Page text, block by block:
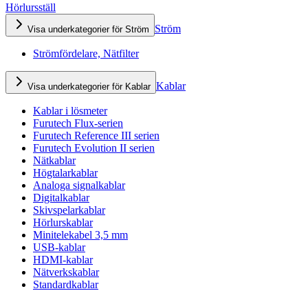
Hörlursställ
Visa underkategorier för Ström Ström
Strömfördelare, Nätfilter
Visa underkategorier för Kablar Kablar
Kablar i lösmeter
Furutech Flux-serien
Furutech Reference III serien
Furutech Evolution II serien
Nätkablar
Högtalarkablar
Analoga signalkablar
Digitalkablar
Skivspelarkablar
Hörlurskablar
Minitelekabel 3,5 mm
USB-kablar
HDMI-kablar
Nätverkskablar
Standardkablar